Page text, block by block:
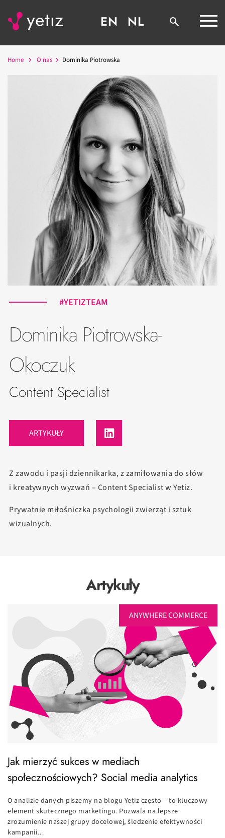
EN NL
Home O nas Dominika Piotrowska
#YETIZTEAM
Dominika Piotrowska-
Okoczuk
Content Specialist
ARTYKUŁY
Z zawodu i pasji dziennikarka, z zamiłowania do słów
i kreatywnych wyzwań – Content Specialist w Yetiz.
Prywatnie miłośniczka psychologii zwierząt i sztuk
wizualnych.
Artykuły
ANYWHERE COMMERCE
Jak mierzyć sukces w mediach
społecznościowych? Social media analytics
O analizie danych piszemy na blogu Yetiz często – to kluczowy
element skutecznego marketingu. Pozwala na lepsze
zrozumienie naszej grupy docelowej, śledzenie efektywności
kampanii…